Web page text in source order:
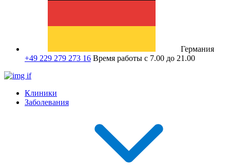
Германия
+49 229 279 273 16 Время работы с 7.00 до 21.00
Клиники
Заболевания